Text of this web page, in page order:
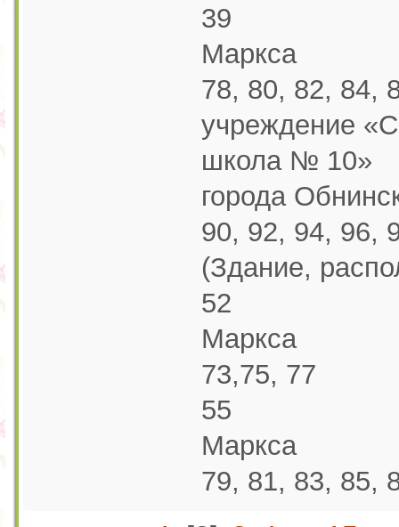
39
Маркса
78, 80, 82, 84,
учреждение
школа № 10»
города
90, 92, 94, 96,
(Здание,
52
Маркса
73,75, 77
55
Маркса
79, 81, 83, 85,